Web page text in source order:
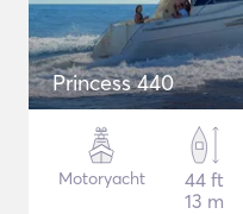
Princess 440
Motoryacht
44 ft
13 m